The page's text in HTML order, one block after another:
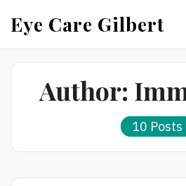
Eye Care Gilbert
Author:
10 Posts